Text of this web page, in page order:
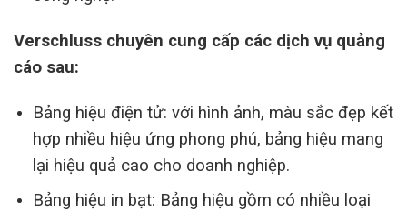
Verschluss chuyên cung cấp các dịch vụ quảng
cáo sau:
Bảng hiệu điện tử: với hình ảnh, màu sắc đẹp kết
hợp nhiều hiệu ứng phong phú, bảng hiệu mang
lại hiệu quả cao cho doanh nghiệp.
Bảng hiệu in bạt: Bảng hiệu gồm có nhiều loại